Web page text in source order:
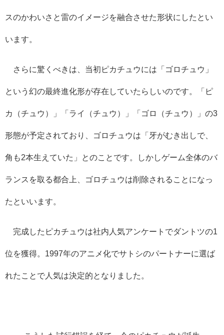
スのかわいさと雷のイメージを融合させた形状にしたとい
います。
さらに驚くべきは、当初ピカチュウには「ゴロチュウ」
という幻の最終進化形が存在していたらしいのです。「ピ
カ（チュウ）」「ライ（チュウ）」「ゴロ（チュウ）」の3
形態が予定されており、ゴロチュウは「牙がむき出しで、
角も2本生えていた」とのことです。しかしゲーム全体のバ
ランスを取る都合上、ゴロチュウは削除されることになっ
たといいます。
完成したピカチュウは社内人気アンケートでダントツの1
位を獲得。 1997年のアニメ化でサトシのパートナーに選ば
れたことで人気は決定的となりました。